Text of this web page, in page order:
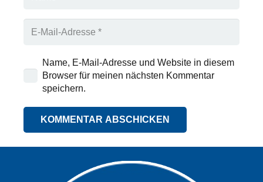
Name, E-Mail-Adresse und Website in diesem
Browser für meinen nächsten Kommentar
speichern.
KOMMENTAR ABSCHICKEN